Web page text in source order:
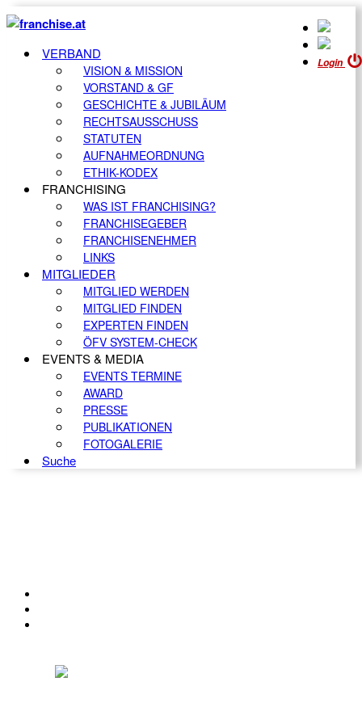
Login
VERBAND
VISION & MISSION
VORSTAND & GF
GESCHICHTE & JUBILÄUM
RECHTSAUSSCHUSS
STATUTEN
AUFNAHMEORDNUNG
ETHIK-KODEX
FRANCHISING
WAS IST FRANCHISING?
FRANCHISEGEBER
FRANCHISENEHMER
LINKS
MITGLIEDER
MITGLIED WERDEN
MITGLIED FINDEN
EXPERTEN FINDEN
ÖFV SYSTEM-CHECK
EVENTS & MEDIA
EVENTS TERMINE
AWARD
PRESSE
PUBLIKATIONEN
FOTOGALERIE
Suche